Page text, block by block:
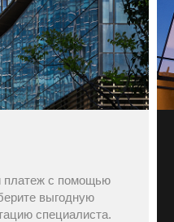
платеж с помощью
выгодную
специалиста.